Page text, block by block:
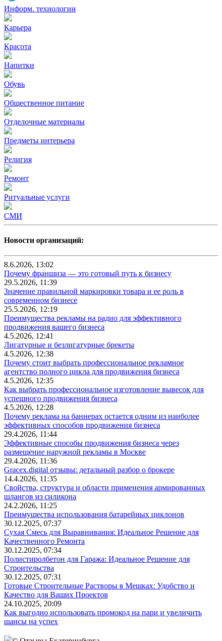
Информ. технологии
Карьера
Красота
Напитки
Обувь
Общественное питание
Отделочные материалы
Предметы интерьера
Религия
Ремонт
Ритуальные услуги
СМИ
Новости организаций:
8.6.2026, 13:02
Почему франшиза — это готовый путь к бизнесу
29.5.2026, 11:39
Значение правильной маркировки товара и ее роль в
современном бизнесе
25.5.2026, 12:19
Преимущества рекламы на радио для эффективного
продвижения вашего бизнеса
4.5.2026, 12:41
Лигатурные и безлигатурные брекеты
4.5.2026, 12:38
Почему стоит выбрать профессиональное рекламное
агентство полного цикла для продвижения бизнеса
4.5.2026, 12:35
Как выбрать профессиональное изготовление вывесок для
успешного продвижения бизнеса
4.5.2026, 12:28
Почему реклама на баннерах остается одним из наиболее
эффективных способов продвижения бизнеса
29.4.2026, 11:44
Эффективные способы продвижения бизнеса через
размещение наружной рекламы в Москве
29.4.2026, 11:36
Gracex.digital отзывы: детальный разбор о брокере
14.4.2026, 11:35
Свойства, структура и области применения армированных
шлангов из силикона
24.2.2026, 11:25
Преимущества использования батарейных циклонов
30.12.2025, 07:37
Сухая Смесь для Выравнивания: Идеальное Решение для
Качественного Ремонта
30.12.2025, 07:34
Полистиролбетон для Гаража: Идеальное Решение для
Строительства
30.12.2025, 07:31
Готовые Строительные Растворы в Мешках: Удобство и
Качество для Ваших Проектов
24.10.2025, 20:09
Как выгодно использовать промокод на пари и увеличить
шансы на успех